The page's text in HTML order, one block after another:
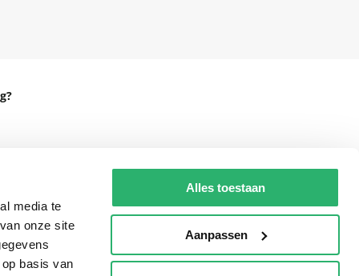
media te
onze site
basis van
Alles toestaan
Aanpassen
32